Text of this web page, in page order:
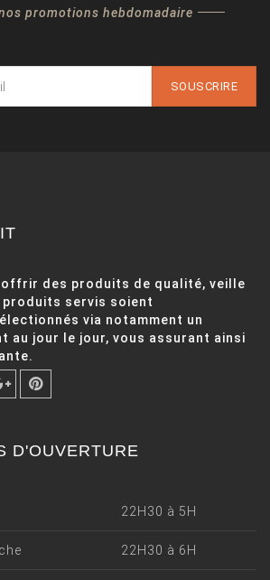
promotions hebdomadaire
SOUSCRIRE
offrir des produits de qualité, veille
produits servis soient
via notamment un
au jour le jour, vous assurant ainsi
D'OUVERTURE
22H30 à 5H
22H30 à 6H